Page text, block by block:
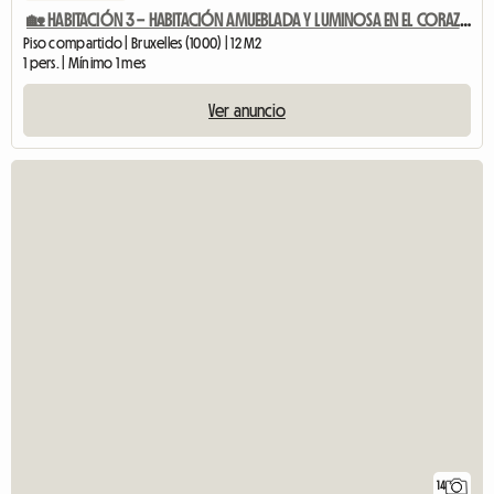
🏡 HABITACIÓN 3 – HABITACIÓN AMUEBLADA Y LUMINOSA EN EL CORAZÓN DE BRUSELAS
Piso compartido | Bruxelles (1000) | 12 M2
1 pers. | Mínimo 1 mes
Ver anuncio
14